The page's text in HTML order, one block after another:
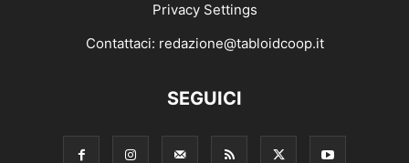
Privacy Settings
Contattaci: redazione@tabloidcoop.it
SEGUICI